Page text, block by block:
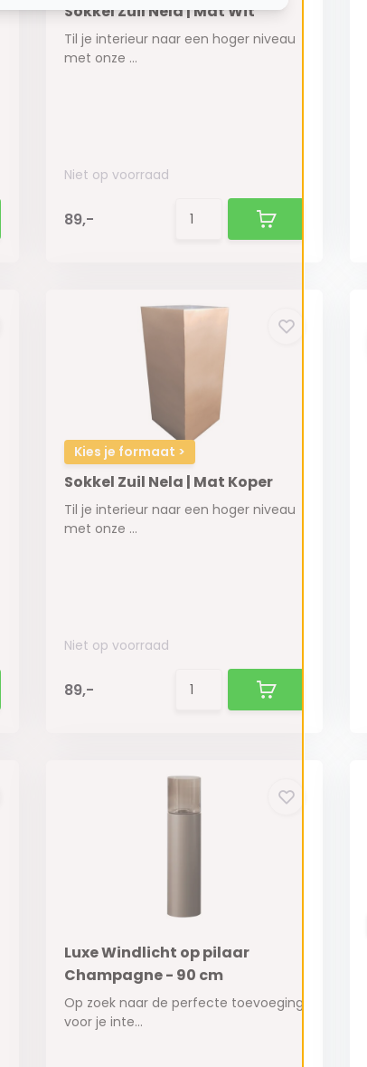
Sokkel Zuil Nela | Mat Wit
Til je interieur naar een hoger niveau
met onze ...
Niet op voorraad
89,-
Kies je formaat >
Sokkel Zuil Nela | Mat Koper
Til je interieur naar een hoger niveau
met onze ...
Niet op voorraad
89,-
Luxe Windlicht op pilaar
Champagne - 90 cm
Op zoek naar de perfecte toevoeging
voor je inte...